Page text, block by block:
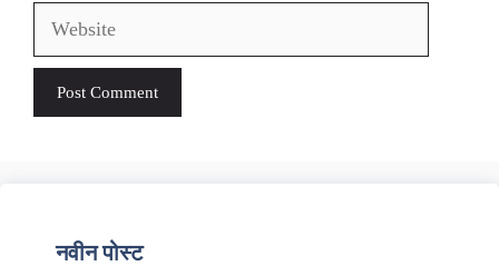
Website
नवीन पोस्ट